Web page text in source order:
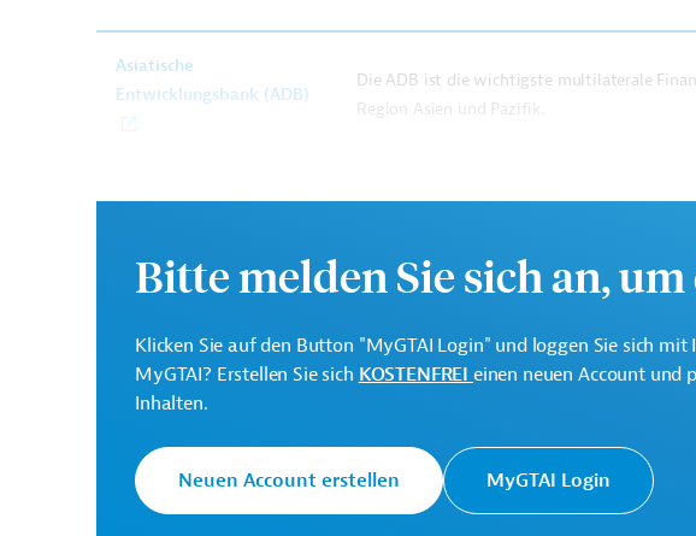
Asiatische
Entwicklungsbank (ADB)
Die ADB ist die wichtigste multilaterale
Region Asien und Pazifik.
Projektträger
The Government of Nepal
Ministry of Industry,
Commerce & Supplies
Bitte melden Sie sich an,
Klicken Sie auf den Button "MyGTAI Login" und loggen Sie sich
MyGTAI? Erstellen Sie sich KOSTENFREI einen neuen Account und
Inhalten.
Neuen Account erstellen MyGTAI Login